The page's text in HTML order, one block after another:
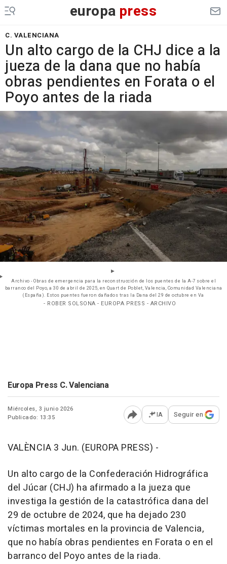
europa press
C. VALENCIANA
Un alto cargo de la CHJ dice a la
jueza de la dana que no había
obras pendientes en Forata o el
Poyo antes de la riada
Archivo - Obras de emergencia para la reconstrucción de los puentes de la A-7 sobre el
barranco del Poyo, a 30 de abril de 2025, en Quart de Poblet, Valencia, Comunidad Valenciana
(España). Estos puentes fueron dañados tras la Dana del 29 de octubre en Va
- ROBER SOLSONA - EUROPA PRESS - ARCHIVO
Europa Press C. Valenciana
Miércoles, 3 junio 2026
Publicado: 13:35
Abrir opciones para
IA Seguir en
VALÈNCIA 3 Jun. (EUROPA PRESS) -
Un alto cargo de la Confederación Hidrográfica
del Júcar (CHJ) ha afirmado a la jueza que
investiga la gestión de la catastrófica dana del
29 de octubre de 2024, que ha dejado 230
víctimas mortales en la provincia de Valencia,
que no había obras pendientes en Forata o en el
barranco del Poyo antes de la riada.